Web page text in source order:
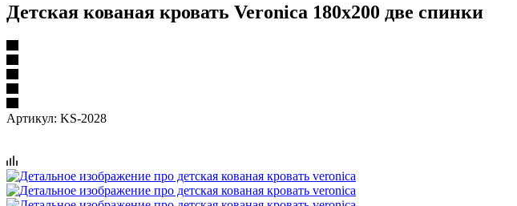
Детская кованая кровать Veronica 180x200 две спинки
Артикул: KS-2028